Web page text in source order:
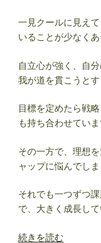
一見クールに見え
いることが少なくあ
自立心が強く、自
我が道を貫こうとす
目標を定めたら戦
も持ち合わせていま
その一方で、理想
ャップに悩んでし
それでも一つずつ
で、大きく成長し
“1
続きを読む